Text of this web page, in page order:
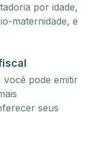
por idade,
maternidade, e
você pode emitir
seus